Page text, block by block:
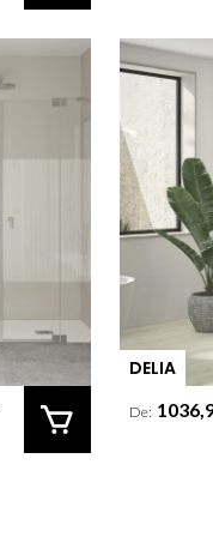
DELIA
De: